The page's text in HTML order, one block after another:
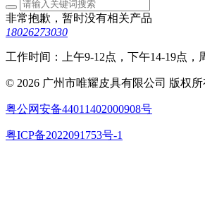
非常抱歉，暂时没有相关产品
18026273030
工作时间：上午9-12点，下午14-19点，
© 2026 广州市唯耀皮具有限公司 版权所
粤公网安备44011402000908号
粤ICP备2022091753号-1